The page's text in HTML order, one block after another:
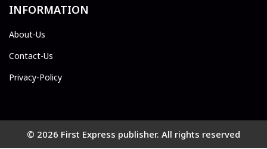
INFORMATION
About-Us
Contact-Us
Privacy-Policy
© 2026 First Express publisher. All rights reserved